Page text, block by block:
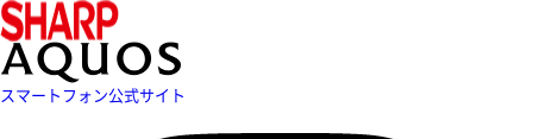
スマートフォン公式サイト